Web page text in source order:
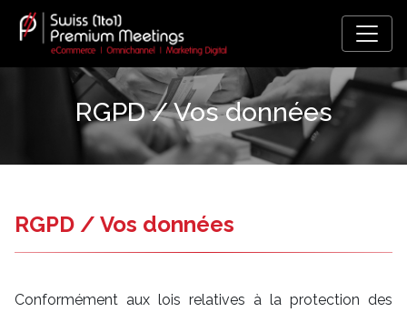
RGPD / Vos données
RGPD / Vos données
Conformément aux lois relatives à la protection des